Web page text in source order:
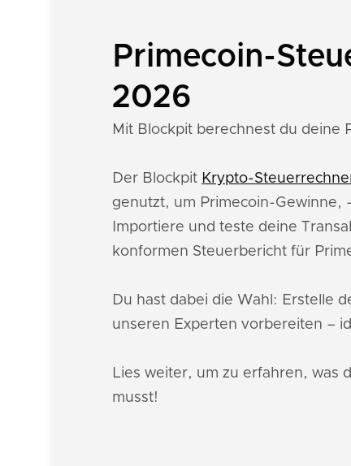
Primecoin-
2026
Mit Blockpit berechnest du deine
Der Blockpit Krypto-
genutzt, um Primecoin-Gewinne,
Importiere und teste deine
konformen Steuerbericht für
Du hast dabei die Wahl: Erstelle
unseren Experten vorbereiten –
Lies weiter, um zu erfahren, was
musst!